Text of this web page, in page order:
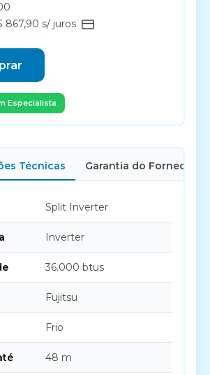
867,90 s/ juros
Especialista
Técnicas Garantia do Fornecedor
Split Inverter
Inverter
36.000 btus
Fujitsu
Frio
48 m